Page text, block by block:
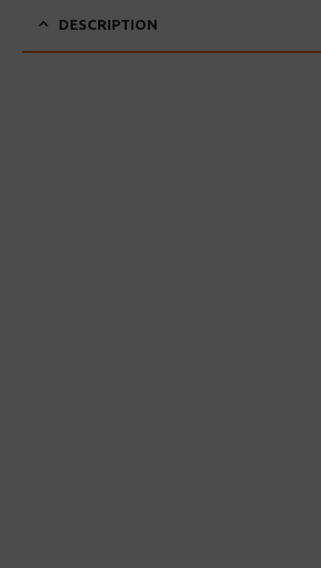
DESCRIPTION